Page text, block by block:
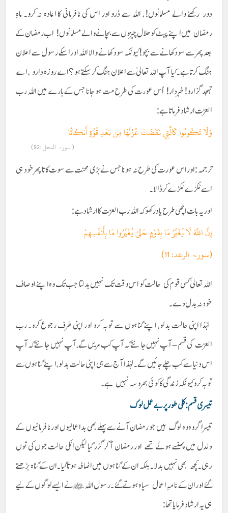
دور رکھنے والے مسلمانوں! ، اللہ سے ڈرو اور اس کی نافرمانی کا اعادہ نہ کرو۔ ماہِ
رمضان میں اپنے پیٹ کو حلال چیزوں سے بچانے والے مسلمانوں! اب رمضان کے
بعد پھر سے سود کھانے سے بچو! کیونکہ سود کھانے والا اللہ اور اسکے رسول سے اعلان
جنگ کرتا ہے۔ کیا آپ اللہ تعالیٰ سے اعلان جنگ کر سکتے ہو؟اے روزہ دارو ، اے
تہجد گزارو! خبردار! اُس عورت کی طرح مت ہو جانا جس کے بارے میں اللہ رب
العزت ارشاد فرماتا ہے :
وَلَا تَكُونُوا كَالَّتِي نَقَضَتْ غَزْلَهَا مِن بَعْدِ قُوَّةٍ أَنكَاثًا
( سورۃ النحل :92)
ترجمہ :اور اس عورت کی طرح نہ ہونا جس نے بڑی محنت سے سوت کاتا پھر خود ہی
اسے ٹکڑے ٹکڑے کر ڈالا۔
اور یہ بات اچھی طرح یاد رکھو کہ اللہ رب العزت کا ارشاد ہے :
إِنَّ اللَّهَ لَا يُغَيِّرُ مَا بِقَوْمٍ حَتَّىٰ يُغَيِّرُوا مَا بِأَنفُسِهِمْ
(سورۃ الرعد: 11)
اللہ تعالیٰ کسی قوم کی حالت کو اس وقت تک نہیں بدلتا جب تک وہ اپنے اوصاف
خود نہ بدل دے۔
لہٰذا اپنی حالت بدلو، اپنے گناہوں سے توبہ کرو اور اپنی طرف رجوع کرو۔ رب
العزت کی قسم – آپ نہیں جانتے کہ آپ کب مریں گے، آپ نہیں جانتے کہ آپ
اس دنیا سے کب چلے جائیں گے۔ لہٰذا آج سے ہی اپنی حالت بدلو، اپنے گناہوں سے
توبہ کرو کیونکہ زندگی کا کوئی بھروسہ نہیں ہے۔
تیسری قسم : کلی طور پر بےعمل لوگ
تیسرا گروہ وہ لوگ ہیں جو رمضان آنے سے پہلے بھی بد اعمالیوں اور نافرمانیوں کے
دلدل میں پھنسے ہوئے تھے اور رمضان آ کر گزر گیا لیکن انکی حالت جوں کی توں
رہی۔ کچھ بھی نہیں بدلا۔ بلکہ ان کے گناہوں میں اضافہ ہوتا گیا ۔ ان کے گناہ بڑھتے
گئے اور ان کے نامہِ اعمال سیاہ ہوتے گئے ۔ رسول اللہ ﷺ نے ایسے لوگوں کے لیے
ہی یہ ارشاد فرمایا تھا :